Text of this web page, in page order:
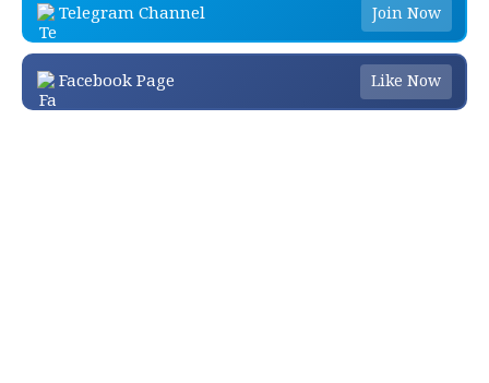
Telegram Channel Join Now
Facebook Page Like Now